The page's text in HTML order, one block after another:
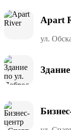
Apart
ул.